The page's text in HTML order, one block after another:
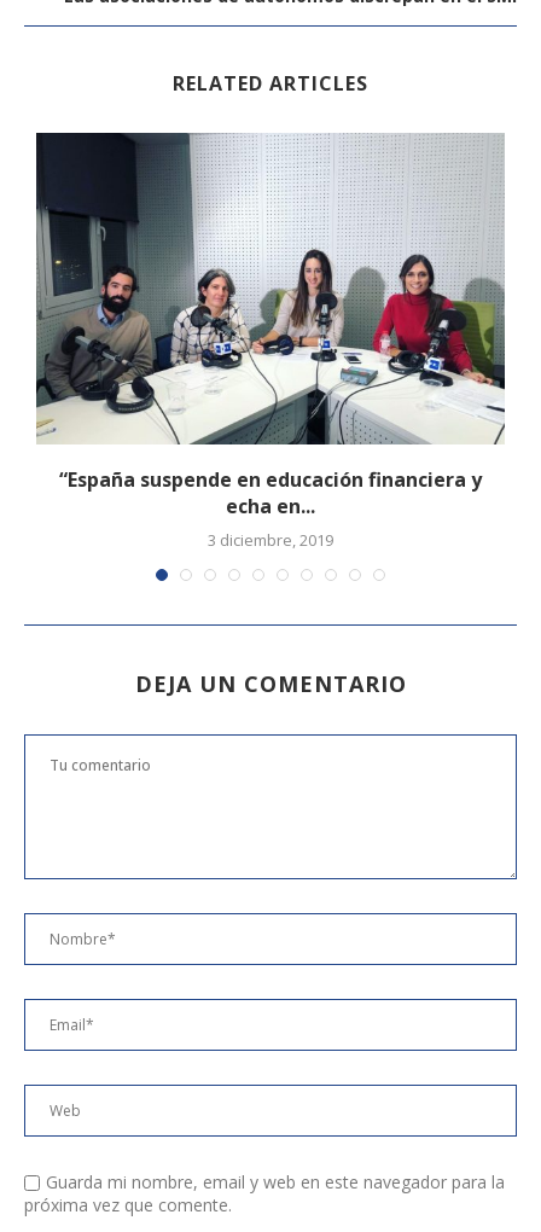
RELATED ARTICLES
“España suspende en educación financiera y
echa en...
3 diciembre, 2019
DEJA UN COMENTARIO
Guarda mi nombre, email y web en este navegador para la
próxima vez que comente.